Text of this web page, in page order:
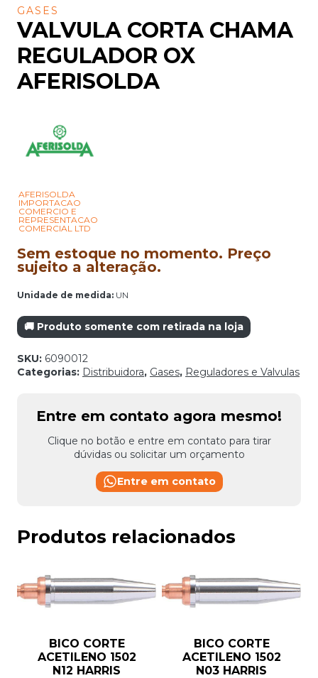
GASES
VALVULA CORTA CHAMA
REGULADOR OX
AFERISOLDA
AFERISOLDA
IMPORTACAO
COMERCIO E
REPRESENTACAO
COMERCIAL LTD
Sem estoque no momento. Preço
sujeito a alteração.
Unidade de medida: UN
🚚 Produto somente com retirada na loja
SKU: 6090012
Categorias: Distribuidora, Gases, Reguladores e Valvulas
Entre em contato agora mesmo!
Clique no botão e entre em contato para tirar
dúvidas ou solicitar um orçamento
Entre em contato
Produtos relacionados
BICO CORTE
ACETILENO 1502
N12 HARRIS
BICO CORTE
ACETILENO 1502
N03 HARRIS